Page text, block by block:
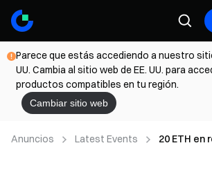
Parece que estás accediendo a nuestro
UU. Cambia al sitio web de EE. UU. para
productos compatibles en tu región.
Cambiar sitio web
Anuncios Latest Events
20 ETH en